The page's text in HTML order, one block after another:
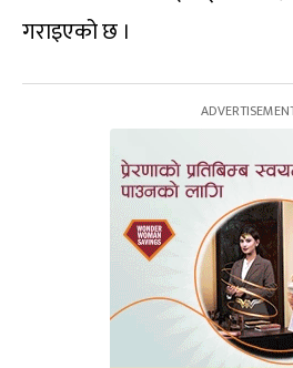
गराइएको छ ।